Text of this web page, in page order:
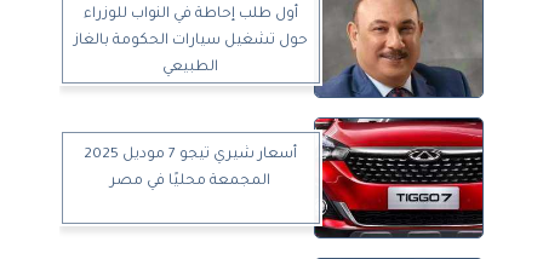
أول طلب إحاطة في النواب للوزراء
حول تشغيل سيارات الحكومة بالغاز
الطبيعي
أسعار شيري تيجو 7 موديل 2025
المجمعة محليًا في مصر